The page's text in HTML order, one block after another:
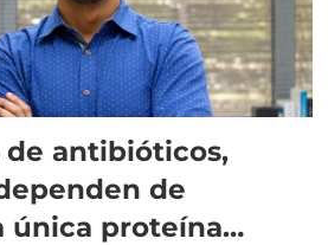
antibióticos,
de
única proteína